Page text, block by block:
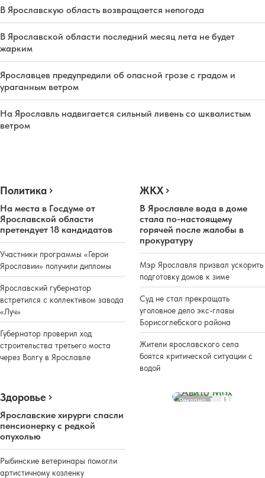
В Ярославскую область возвращается непогода
В Ярославской области последний месяц лета не будет
жарким
Ярославцев предупредили об опасной грозе с градом и
ураганным ветром
На Ярославль надвигается сильный ливень со шквалистым
ветром
Политика
На места в Госдуме от
Ярославской области
претендует 18 кандидатов
Участники программы «Герои
Ярославии» получили дипломы
Ярославский губернатор
встретился с коллективом завода
«Луч»
Губернатор проверил ход
строительства третьего моста
через Волгу в Ярославле
ЖКХ
В Ярославле вода в доме
стала по-настоящему
горячей после жалобы в
прокуратуру
Мэр Ярославля призвал ускорить
подготовку домов к зиме
Суд не стал прекращать
уголовное дело экс-главы
Борисоглебского района
Жители ярославского села
боятся критической ситуации с
водой
Здоровье
Ярославские хирурги спасли
пенсионерку с редкой
опухолью
Рыбинские ветеринары помогли
артистичному козленку
Реклама